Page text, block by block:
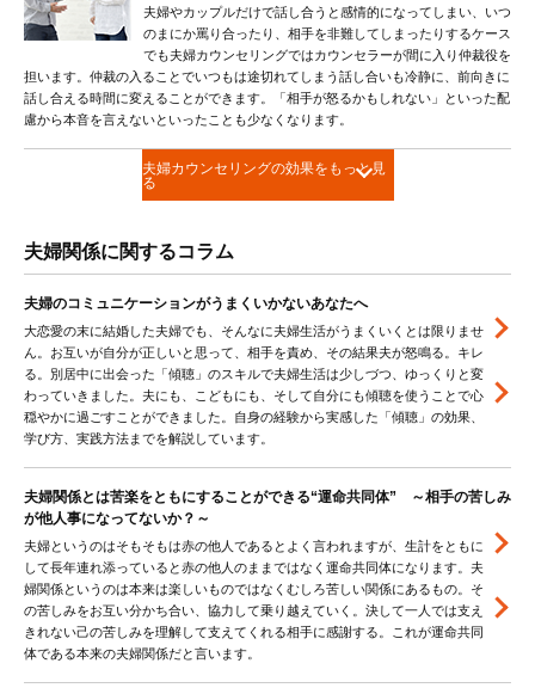
夫婦やカップルだけで話し合うと感情的になってしまい、いつ
のまにか罵り合ったり、相手を非難してしまったりするケース
でも夫婦カウンセリングではカウンセラーが間に入り仲裁役を
担います。仲裁の入ることでいつもは途切れてしまう話し合いも冷静に、前向きに
話し合える時間に変えることができます。「相手が怒るかもしれない」といった配
慮から本音を言えないといったことも少なくなります。
夫婦カウンセリングの効果をもっと見
る
夫婦関係に関するコラム
夫婦のコミュニケーションがうまくいかないあなたへ
大恋愛の末に結婚した夫婦でも、そんなに夫婦生活がうまくいくとは限りませ
ん。お互いが自分が正しいと思って、相手を責め、その結果夫が怒鳴る。キレ
る。別居中に出会った「傾聴」のスキルで夫婦生活は少しづつ、ゆっくりと変
わっていきました。夫にも、こどもにも、そして自分にも傾聴を使うことで心
穏やかに過ごすことができました。自身の経験から実感した「傾聴」の効果、
学び方、実践方法までを解説しています。
夫婦関係とは苦楽をともにすることができる“運命共同体” ～相手の苦しみ
が他人事になってないか？～
夫婦というのはそもそもは赤の他人であるとよく言われますが、生計をともに
して長年連れ添っていると赤の他人のままではなく運命共同体になります。夫
婦関係というのは本来は楽しいものではなくむしろ苦しい関係にあるもの。そ
の苦しみをお互い分かち合い、協力して乗り越えていく。決して一人では支え
きれない己の苦しみを理解して支えてくれる相手に感謝する。これが運命共同
体である本来の夫婦関係だと言います。